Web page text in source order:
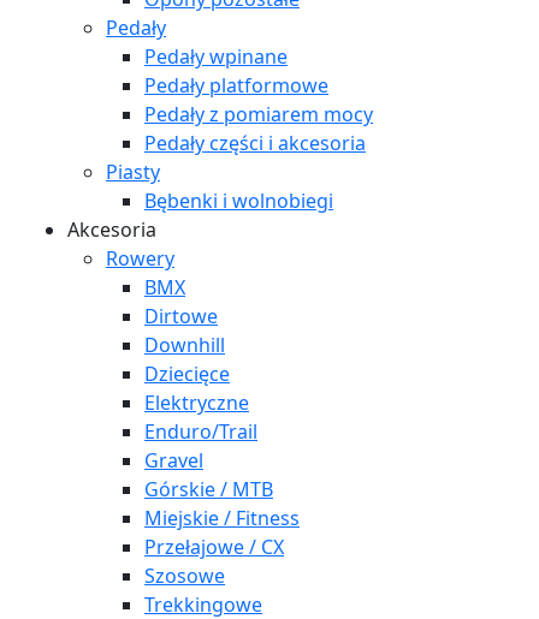
Pedały
Pedały wpinane
Pedały platformowe
Pedały z pomiarem mocy
Pedały części i akcesoria
Piasty
Bębenki i wolnobiegi
Akcesoria
Rowery
BMX
Dirtowe
Downhill
Dziecięce
Elektryczne
Enduro/Trail
Gravel
Górskie / MTB
Miejskie / Fitness
Przełajowe / CX
Szosowe
Trekkingowe